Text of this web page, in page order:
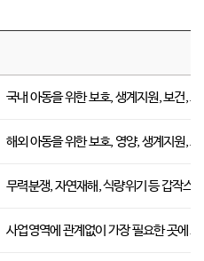
국내 아동을 위한 보호, 생계지원, 보건,
해외 아동을 위한 보호, 영양, 생계지원,
무력분쟁, 자연재해, 식량위기 등 갑작스
사업영역에 관계없이 가장 필요한 곳에